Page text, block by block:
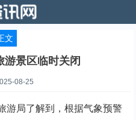
文
游景区临时关闭
08-25
局了解到，根据气象预警